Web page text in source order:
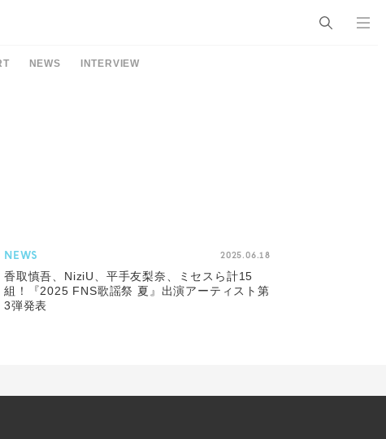
NEWS INTERVIEW
NEWS 2025.06.18
香取慎吾、NiziU、平手友梨奈、ミセスら計15
組！『2025 FNS歌謡祭 夏』出演アーティスト第
3弾発表